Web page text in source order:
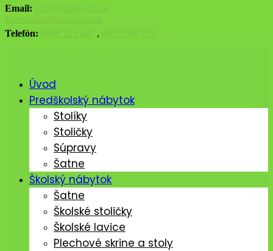
Email:
Telefón:
,
Úvod
Predškolský nábytok
Stolíky
Stoličky
Súpravy
Šatne
Školský nábytok
Šatne
Školské stoličky
Školské lavice
Plechové skrine a stoly